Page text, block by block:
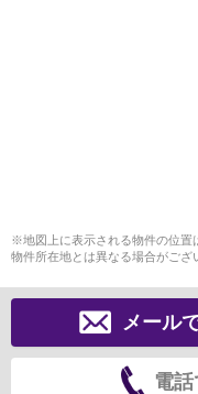
※地図上に表示される物件の位置
物件所在地とは異なる場合がござ
メール
電